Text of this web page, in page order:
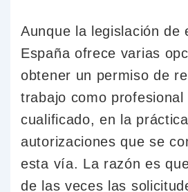
Aunque la legislación de
España ofrece varias
obtener un permiso de
trabajo como profesional
cualificado, en la
autorizaciones que se
esta vía. La razón es
de las veces las